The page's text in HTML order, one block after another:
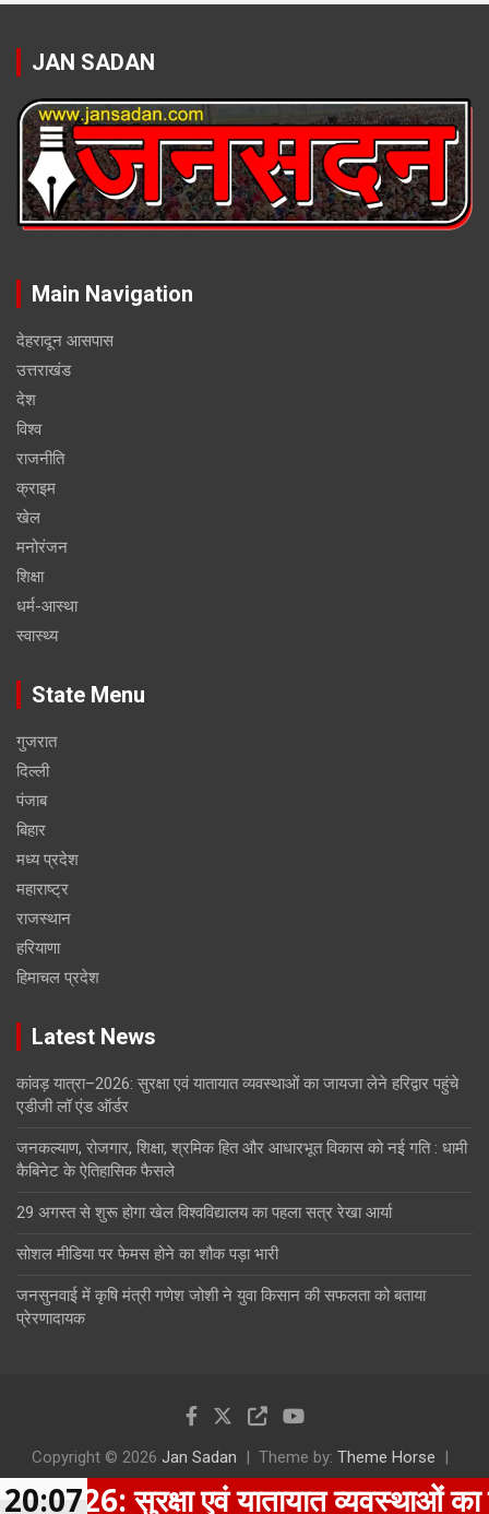
JAN SADAN
Main Navigation
देहरादून आसपास
उत्तराखंड
देश
विश्व
राजनीति
क्राइम
खेल
मनोरंजन
शिक्षा
धर्म-आस्था
स्वास्थ्य
State Menu
गुजरात
दिल्ली
पंजाब
बिहार
मध्य प्रदेश
महाराष्ट्र
राजस्थान
हरियाणा
हिमाचल प्रदेश
Latest News
कांवड़ यात्रा–2026: सुरक्षा एवं यातायात व्यवस्थाओं का जायजा लेने हरिद्वार पहुंचे
एडीजी लॉ एंड ऑर्डर
जनकल्याण, रोजगार, शिक्षा, श्रमिक हित और आधारभूत विकास को नई गति : धामी
कैबिनेट के ऐतिहासिक फैसले
29 अगस्त से शुरू होगा खेल विश्वविद्यालय का पहला सत्र रेखा आर्या
सोशल मीडिया पर फेमस होने का शौक पड़ा भारी
जनसुनवाई में कृषि मंत्री गणेश जोशी ने युवा किसान की सफलता को बताया
प्रेरणादायक
Copyright © 2026 Jan Sadan Theme by: Theme Horse
Proudly Powered by:
सुरक्षा एवं यातायात व्यवस्थाओं का जायजा
20:07